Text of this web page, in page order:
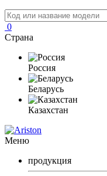
0
Страна
Россия
Беларусь
Казахстан
Меню
продукция